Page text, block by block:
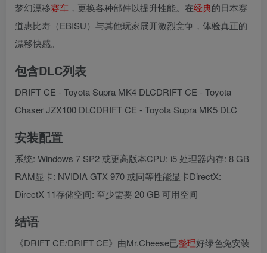
梦幻漂移赛车 ，更换各种部件以提升性能。在经典的日本赛
道惠比寿（EBISU）与其他玩家展开激烈竞争，体验真正的
漂移快感。
包含DLC列表
DRIFT CE - Toyota Supra MK4 DLCDRIFT CE - Toyota
Chaser JZX100 DLCDRIFT CE - Toyota Supra MK5 DLC
安装配置
系统: Windows 7 SP2 或更高版本CPU: i5 处理器内存: 8 GB
RAM显卡: NVIDIA GTX 970 或同等性能显卡DirectX:
DirectX 11存储空间: 至少需要 20 GB 可用空间
结语
《DRIFT CE/DRIFT CE》由Mr.Cheese已整理好绿色免安装